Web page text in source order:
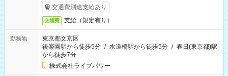
交通費別途支給あり
交通費 支給（規定有り）
勤務地
東京都文京区
後楽園駅から徒歩5分 / 水道橋駅から徒歩5分 / 春日(東京都)駅
から徒歩7分
株式会社ライブパワー